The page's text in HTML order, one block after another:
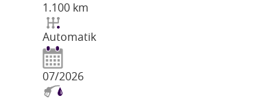
1.100 km
Automatik
07/2026